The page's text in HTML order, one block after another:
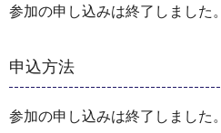
参加の申し込みは終了しました。
申込方法
参加の申し込みは終了しました。